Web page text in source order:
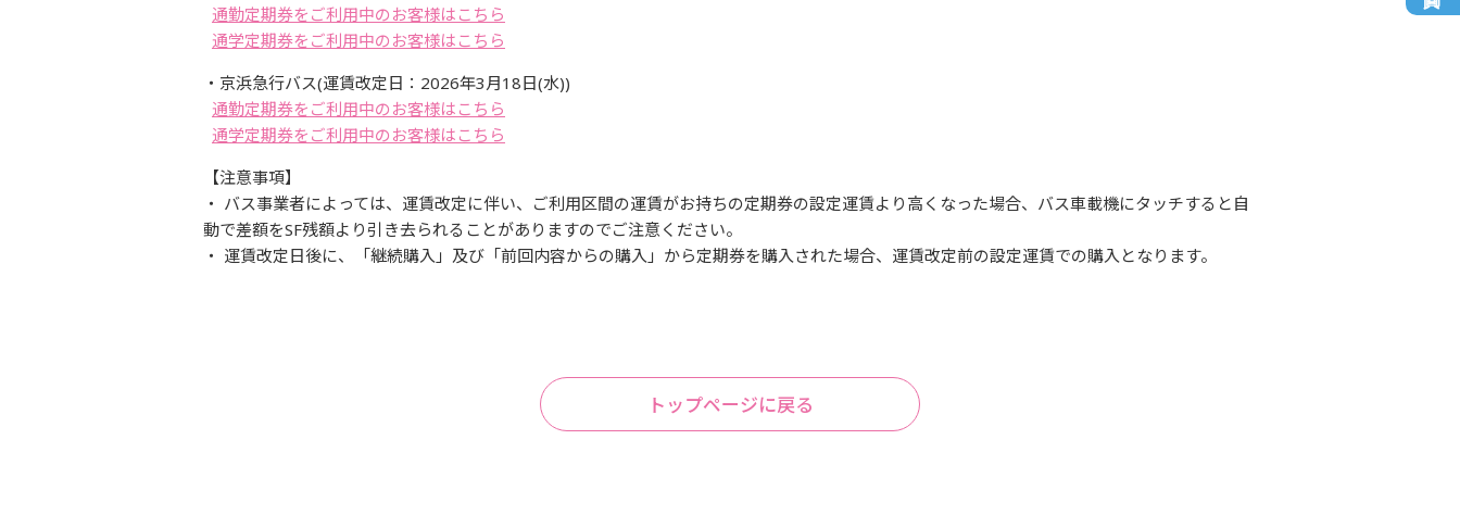
通勤定期券をご利用中のお客様はこちら
通学定期券をご利用中のお客様はこちら
・京浜急行バス(運賃改定日：2026年3月18日(水))
通勤定期券をご利用中のお客様はこちら
通学定期券をご利用中のお客様はこちら
【注意事項】
・ バス事業者によっては、運賃改定に伴い、ご利用区間の運賃がお持ちの定期券の設定運賃より高くなった場合、バス車載機にタッチすると自
動で差額をSF残額より引き去られることがありますのでご注意ください。
・ 運賃改定日後に、「継続購入」及び「前回内容からの購入」から定期券を購入された場合、運賃改定前の設定運賃での購入となります。
トップページに戻る